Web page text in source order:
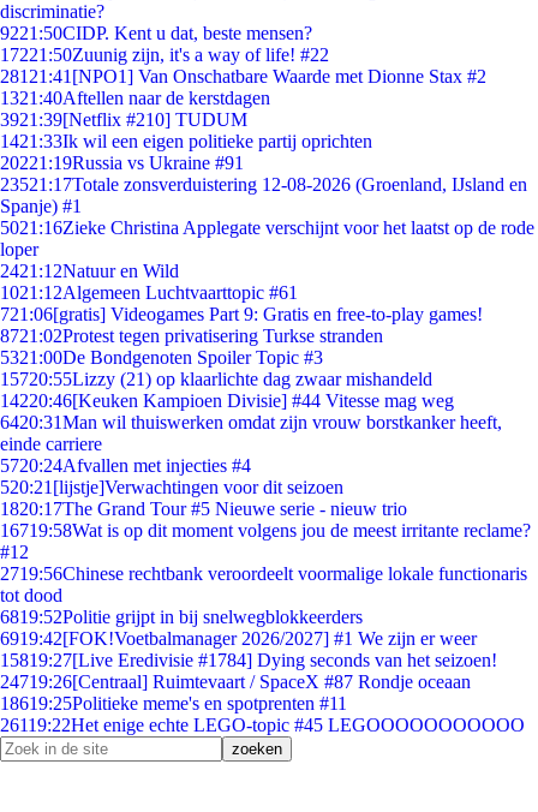
discriminatie?
9221:50CIDP. Kent u dat, beste mensen?
17221:50Zuunig zijn, it's a way of life! #22
281 21:41 [NPO1] Van Onschatbare Waarde met Dionne Stax #2
1321:40Aftellen naar de kerstdagen
3921:39[Netflix #210] TUDUM
1421:33Ik wil een eigen politieke partij oprichten
20221:19Russia vs Ukraine #91
23521:17Totale zonsverduistering 12-08-2026 (Groenland, IJsland en
Spanje) #1
5021:16Zieke Christina Applegate verschijnt voor het laatst op de rode
loper
2421:12Natuur en Wild
1021:12Algemeen Luchtvaarttopic #61
721:06[gratis] Videogames Part 9: Gratis en free-to-play games!
8721:02Protest tegen privatisering Turkse stranden
5321:00De Bondgenoten Spoiler Topic #3
15720:55Lizzy (21) op klaarlichte dag zwaar mishandeld
14220:46[Keuken Kampioen Divisie] #44 Vitesse mag weg
6420:31Man wil thuiswerken omdat zijn vrouw borstkanker heeft,
einde carriere
5720:24Afvallen met injecties #4
520:21 [lijstje]Verwachtingen voor dit seizoen
1820:17The Grand Tour #5 Nieuwe serie - nieuw trio
16719:58Wat is op dit moment volgens jou de meest irritante reclame?
#12
2719:56Chinese rechtbank veroordeelt voormalige lokale functionaris
tot dood
6819:52Politie grijpt in bij snelwegblokkeerders
6919:42[FOK!Voetbalmanager 2026/2027] #1 We zijn er weer
15819:27[Live Eredivisie #1784] Dying seconds van het seizoen!
24719:26[Centraal] Ruimtevaart / SpaceX #87 Rondje oceaan
18619:25Politieke meme's en spotprenten #11
26119:22Het enige echte LEGO-topic #45 LEGOOOOOOOOOOO